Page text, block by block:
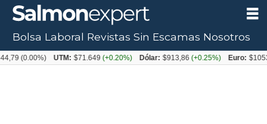
Bolsa Laboral Revistas Sin Escamas Nosotros
UTM: $71.649(+0.20%) Dólar: $913,86(+0.25%) Euro: $1053,08(-